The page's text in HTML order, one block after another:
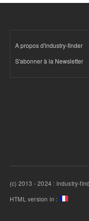
A propos d'industry-finder
S'abonner à la Newsletter
(c) 2013 - 2024 : industry-
HTML version in :